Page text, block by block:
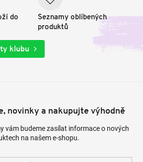
do
Seznamy oblíbených
produktů
klubu
novinky a nakupujte výhodně
vám budeme zasílat informace o nových
na našem e-shopu.